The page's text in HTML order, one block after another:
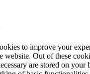
to improve your
website. Out of these
are stored on your